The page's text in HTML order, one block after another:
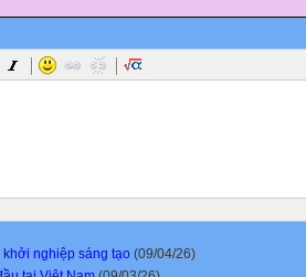
nghiệp sáng tạo (09/04/26)